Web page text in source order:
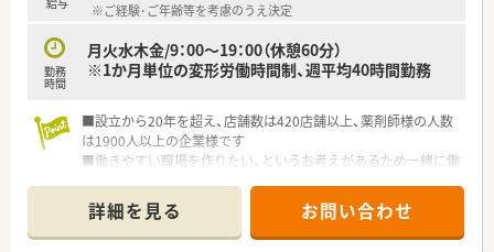
※ご経験･ご年齢等を考慮のうえ決定
勤務
時間
月火水木金/9：00～19：00（休憩60分）
※1か月単位の変形労働時間制、週平均40時間勤務
■設立から20年を超え、店舗数は420店舗以上、薬剤師様の人数
は1900人以上の企業様です
■働きやすい職場を作りたい、というお考えがあるため一緒に働
■未経験・ブランクがおありになる方でも、上記のように『誰か
のために』働ける方であれば、ぜひお問い合わせください！
詳細を見る お問い合わせ